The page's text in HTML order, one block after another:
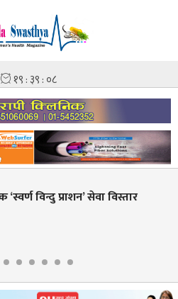
शहीद गंगालाल राष्ट्रिय